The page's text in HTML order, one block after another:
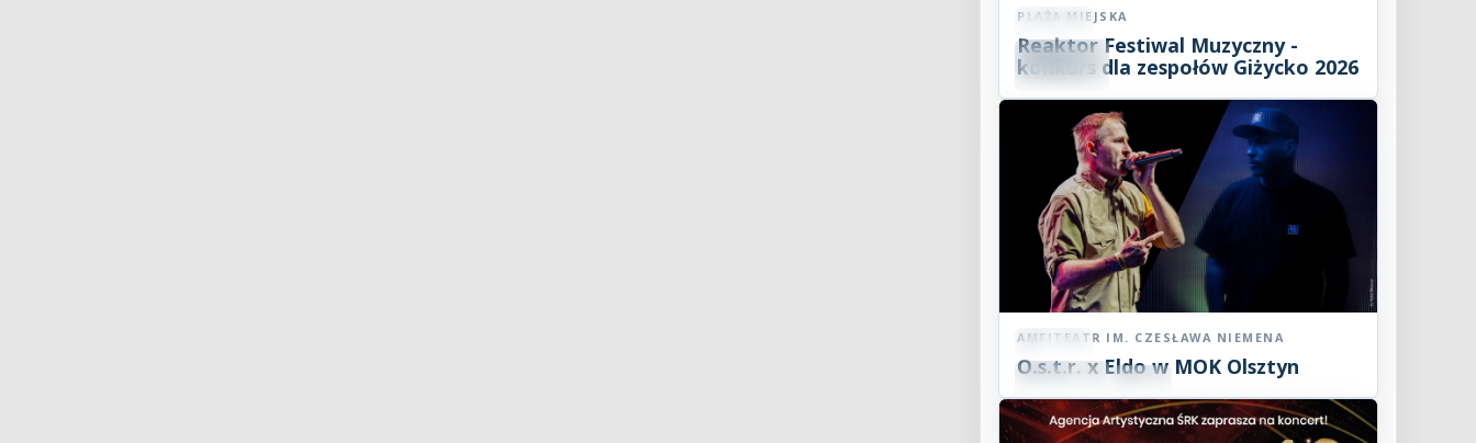
Koncert
07 2026
PLAŻA MIEJSKA
Reaktor Festiwal Muzyczny -
konkurs dla zespołów Giżycko 2026
Koncert
07 2026
AMFITEATR IM. CZESŁAWA NIEMENA
O.s.t.r. x Eldo w MOK Olsztyn